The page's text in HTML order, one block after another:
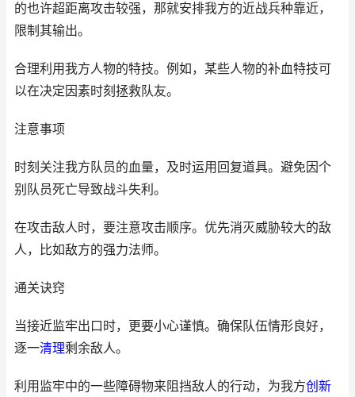
的也许超距离攻击较强，那就安排我方的近战兵种靠近，
限制其输出。
合理利用我方人物的特技。例如，某些人物的补血特技可
以在决定因素时刻拯救队友。
注意事项
时刻关注我方队员的血量，及时运用回复道具。避免因个
别队员死亡导致战斗失利。
在攻击敌人时，要注意攻击顺序。优先消灭威胁较大的敌
人，比如敌方的强力法师。
通关诀窍
当接近监牢出口时，更要小心谨慎。确保队伍情形良好，
逐一清理剩余敌人。
利用监牢中的一些障碍物来阻挡敌人的行动，为我方创新